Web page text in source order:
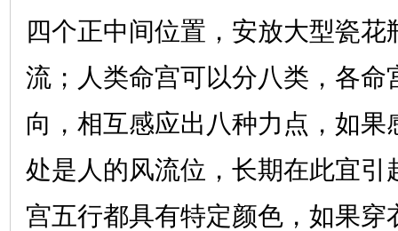
四个正中间位置，安放大型瓷花
流；人类命宫可以分八类，各命
向，相互感应出八种力点，如果
处是人的风流位，长期在此宜引
宫五行都具有特定颜色，如果穿